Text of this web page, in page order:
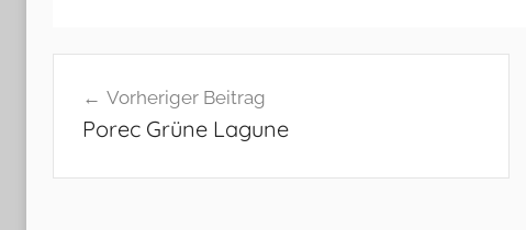
Vorheriger Beitrag
Porec Grüne Lagune